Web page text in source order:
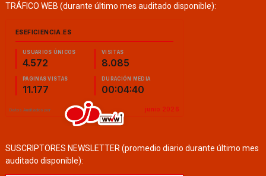
TRÁFICO WEB (durante último mes auditado disponible):
SUSCRIPTORES NEWSLETTER (promedio diario durante último mes
auditado disponible):